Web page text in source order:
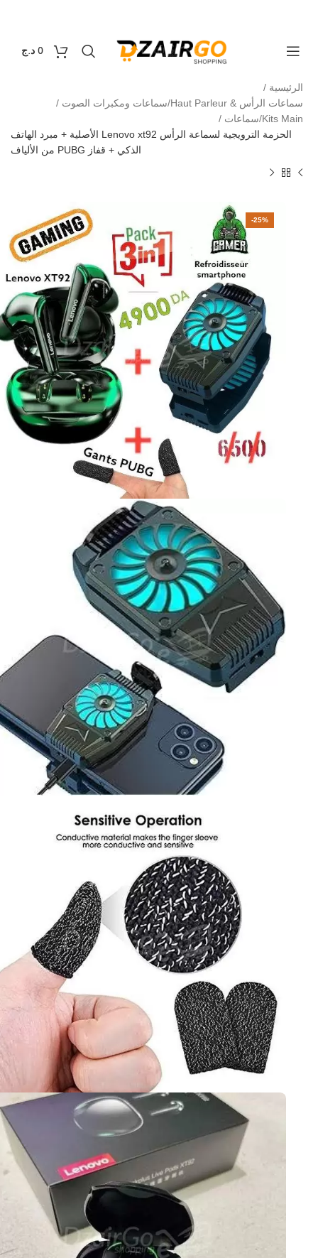
0
0 د.ج
الرئيسية
سماعات الرأس & Haut Parleur/سماعات ومكبرات الصوت
Kits Main/سماعات
الحزمة الترويجية لسماعة الرأس Lenovo xt92 الأصلية + مبرد الهاتف
الذكي + قفاز PUBG من الألياف
-25%